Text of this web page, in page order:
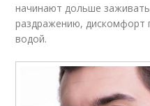
начинают дольше
раздражению, дискомфорт
водой.